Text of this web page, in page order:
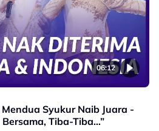
06:12
Syukur Naib Juara -
Tiba-Tiba…”